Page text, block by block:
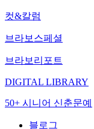
컷&칼럼
브라보스페셜
브라보리포트
DIGITAL LIBRARY
50+ 시니어 신춘문예
블로그